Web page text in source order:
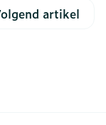
artikel